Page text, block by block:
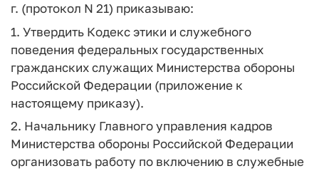
г. (протокол N 21) приказываю:
1. Утвердить Кодекс этики и служебного
поведения федеральных государственных
гражданских служащих Министерства обороны
Российской Федерации (приложение к
настоящему приказу).
2. Начальнику Главного управления кадров
Министерства обороны Российской Федерации
организовать работу по включению в служебные